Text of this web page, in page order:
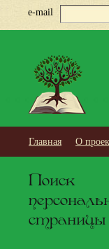
e-mail
Главная О
Поиск
страницы